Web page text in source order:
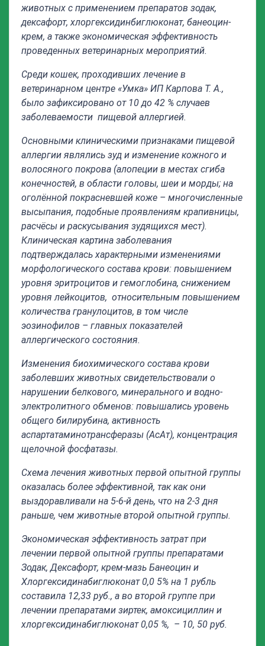
животных с применением препаратов зодак,
дексафорт, хлоргексидинбиглюконат, банеоцин-
крем, а также экономическая эффективность
проведенных ветеринарных мероприятий.
Среди кошек, проходивших лечение в
ветеринарном центре «Умка» ИП Карпова Т. А.,
было зафиксировано от 10 до 42 % случаев
заболеваемости пищевой аллергией.
Основными клиническими признаками пищевой
аллергии являлись зуд и изменение кожного и
волосяного покрова (алопеции в местах сгиба
конечностей, в области головы, шеи и морды; на
оголённой покрасневшей коже – многочисленные
высыпания, подобные проявлениям крапивницы,
расчёсы и раскусывания зудящихся мест).
Клиническая картина заболевания
подтверждалась характерными изменениями
морфологического состава крови: повышением
уровня эритроцитов и гемоглобина, снижением
уровня лейкоцитов, относительным повышением
количества гранулоцитов, в том числе
эозинофилов – главных показателей
аллергического состояния.
Изменения биохимического состава крови
заболевших животных свидетельствовали о
нарушении белкового, минерального и водно-
электролитного обменов: повышались уровень
общего билирубина, активность
аспартатаминотрансферазы (АсАт), концентрация
щелочной фосфатазы.
Схема лечения животных первой опытной группы
оказалась более эффективной, так как они
выздоравливали на 5-6-й день, что на 2-3 дня
раньше, чем животные второй опытной группы.
Экономическая эффективность затрат при
лечении первой опытной группы препаратами
Зодак, Дексафорт, крем-мазь Банеоцин и
Хлоргексидинабиглюконат 0,0 5% на 1 рубль
составила 12,33 руб., а во второй группе при
лечении препаратами зиртек, амоксициллин и
хлоргексидинабиглюконат 0,05 %, – 10, 50 руб.